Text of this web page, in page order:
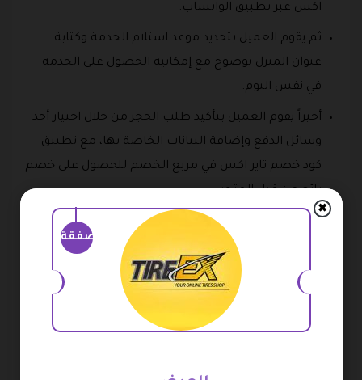
اكس عبر تطبيق الواتساب.
ثم يقوم العميل بتحديد موعد استلام الخدمة وكتابة
عنوان المنزل بوضوح مع إمكانية الحصول على الخدمة
في نفس اليوم.
أخيراً يقوم العميل بتأكيد طلب الحجز من خلال اختيار أحد
وسائل الدفع وإضافة البيانات الخاصة بها، مع تطبيق
كود خصم تاير اكس في مربع الخصم للحصول على خصم
رائع من قبل المتجر.
أكواد خصم تاير اكس
أكواد خصم كثيرة ومتنوعة في متجر تاير اكس يستطيع
الزبائن استخدامها في طلب إطارات السيارات أو تغيير زيوت
السيارات وغيرها من الخدمات الأخرى الخاصة بالسيارات
صفقة
✖